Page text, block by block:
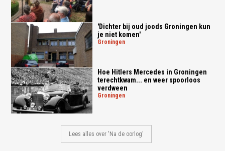
'Dichter bij oud joods Groningen kun
je niet komen'
groningen
Hoe Hitlers Mercedes in Groningen
terechtkwam... en weer spoorloos
verdween
groningen
Lees alles over 'Na de oorlog'